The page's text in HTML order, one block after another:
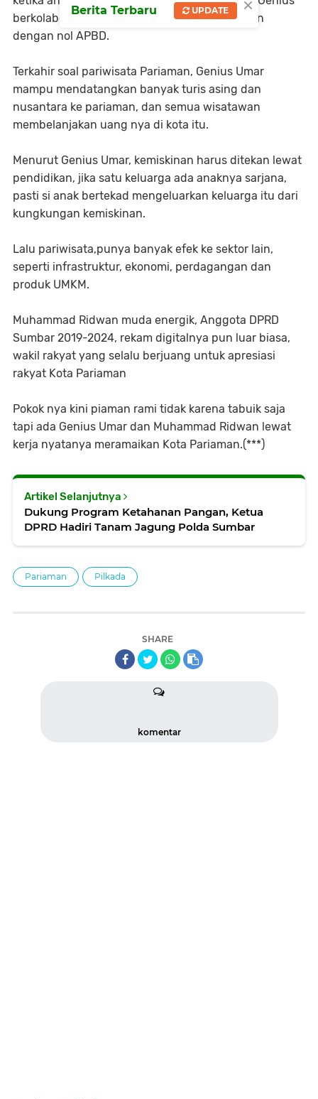
berkolaborasi dengan rakyat membangun jalan
dengan nol APBD.
Terkahir soal pariwisata Pariaman, Genius Umar
mampu mendatangkan banyak turis asing dan
nusantara ke pariaman, dan semua wisatawan
membelanjakan uang nya di kota itu.
Menurut Genius Umar, kemiskinan harus ditekan lewat
pendidikan, jika satu keluarga ada anaknya sarjana,
pasti si anak bertekad mengeluarkan keluarga itu dari
kungkungan kemiskinan.
Lalu pariwisata,punya banyak efek ke sektor lain,
seperti infrastruktur, ekonomi, perdagangan dan
produk UMKM.
Muhammad Ridwan muda energik, Anggota DPRD
Sumbar 2019-2024, rekam digitalnya pun luar biasa,
wakil rakyat yang selalu berjuang untuk apresiasi
rakyat Kota Pariaman
Pokok nya kini piaman rami tidak karena tabuik saja
tapi ada Genius Umar dan Muhammad Ridwan lewat
kerja nyatanya meramaikan Kota Pariaman.(***)
Artikel Selanjutnya
Dukung Program Ketahanan Pangan, Ketua
DPRD Hadiri Tanam Jagung Polda Sumbar
Pariaman Pilkada
SHARE
komentar
Berita Terbaru UPDATE